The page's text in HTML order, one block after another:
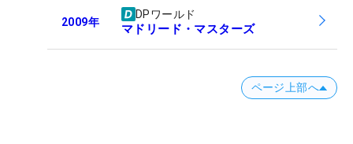
2009年
DPワールド
マドリード・マスターズ
ページ上部へ